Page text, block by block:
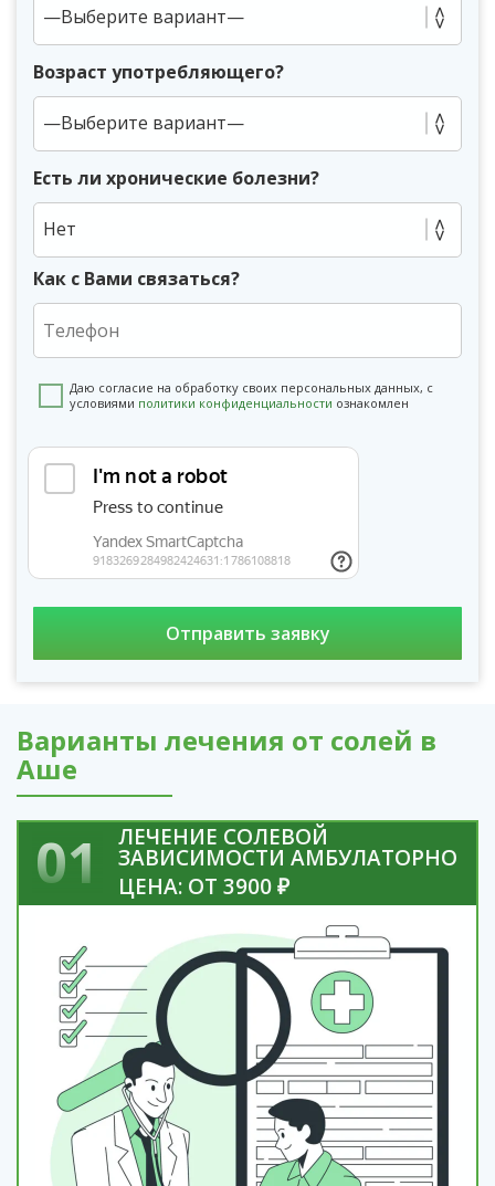
Возраст употребляющего?
Есть ли хронические болезни?
Нет
Как с Вами связаться?
Даю согласие на обработку своих персональных данных, с
условиями политики конфиденциальности ознакомлен
Варианты лечения от солей в
Аше
01 ЛЕЧЕНИЕ СОЛЕВОЙ
ЗАВИСИМОСТИ АМБУЛАТОРНО
ЦЕНА: ОТ 3900 ₽